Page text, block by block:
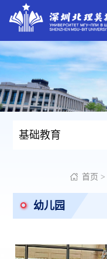
基础教育
首页 >
幼儿园